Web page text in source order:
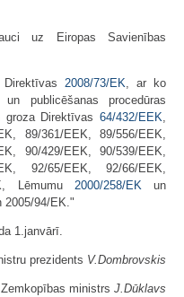
uz Eiropas Savienības
2008/73/EK , ar ko
publicēšanas procedūras
groza Direktīvas 64/432/EEK
89/361/EEK, 89/556/EEK,
90/429/EEK, 90/539/EEK,
92/65/EEK, 92/66/EEK,
Lēmumu 2000/258/EK un
2005/94/EK."
1.janvārī.
prezidents V.Dombrovskis
Zemkopības ministrs J.Dūklavs